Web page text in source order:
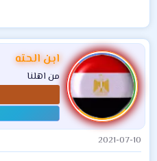
ابن الحته
من اهلنا
2021-07-10